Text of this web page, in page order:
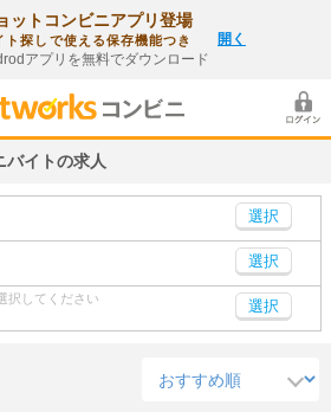
ットコンビニアプリ登場
ト探しで使える保存機能つき
アプリを無料でダウンロード
開く
バイトの求人
選択
択してください 選択